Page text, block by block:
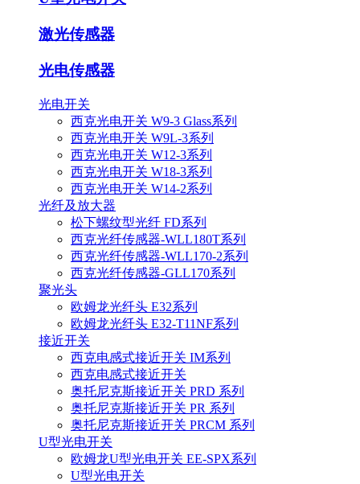
激光传感器
光电传感器
光电开关
西克光电开关 W9-3 Glass系列
西克光电开关 W9L-3系列
西克光电开关 W12-3系列
西克光电开关 W18-3系列
西克光电开关 W14-2系列
光纤及放大器
松下螺纹型光纤 FD系列
西克光纤传感器-WLL180T系列
西克光纤传感器-WLL170-2系列
西克光纤传感器-GLL170系列
聚光头
欧姆龙光纤头 E32系列
欧姆龙光纤头 E32-T11NF系列
接近开关
西克电感式接近开关 IM系列
西克电感式接近开关
奥托尼克斯接近开关 PRD 系列
奥托尼克斯接近开关 PR 系列
奥托尼克斯接近开关 PRCM 系列
U型光电开关
欧姆龙U型光电开关 EE-SPX系列
U型光电开关